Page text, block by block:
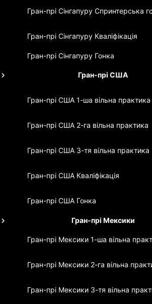
Гран-прі Сінгапуру Спринтерська
Гран-прі Сінгапуру Кваліфікація
Гран-прі Сінгапуру Гонка
Гран-прі США
Гран-прі США 1-ша вільна практика
Гран-прі США 2-га вільна практика
Гран-прі США 3-тя вільна практика
Гран-прі США Кваліфікація
Гран-прі США Гонка
Гран-прі Мексики
Гран-прі Мексики 1-ша вільна
Гран-прі Мексики 2-га вільна
Гран-прі Мексики 3-тя вільна